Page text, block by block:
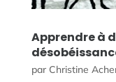
Apprendre à
par Christine